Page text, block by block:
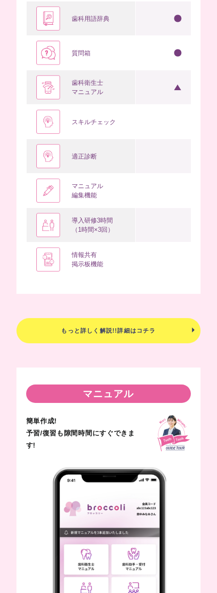
歯科用語辞典
質問箱
歯科衛生士
マニュアル
スキルチェック
適正診断
マニュアル
編集機能
導入研修3時間
（1時間×3回）
情報共有
掲示板機能
もっと詳しく解説!!詳細はコチラ
マニュアル
簡単作成!
予習/復習も隙間時間にすぐできま
す!